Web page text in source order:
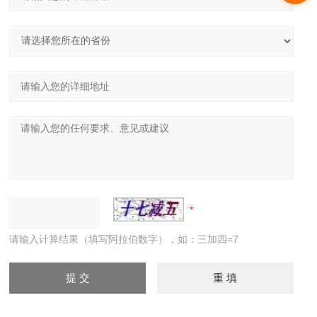
请输入计算结果（填写阿拉伯数字），如：三加四=7